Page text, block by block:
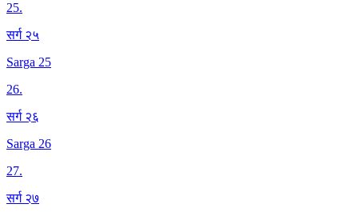
25.
सर्ग २५
Sarga 25
26.
सर्ग २६
Sarga 26
27.
सर्ग २७